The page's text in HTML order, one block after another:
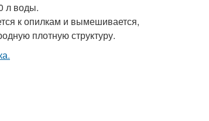
л воды.
к опилкам и вымешивается,
плотную структуру.